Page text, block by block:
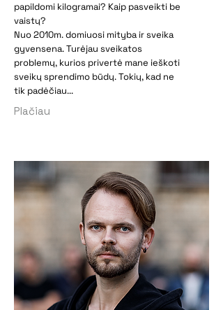
papildomi kilogramai? Kaip pasveikti be
vaistų?
Nuo 2010m. domiuosi mityba ir sveika
gyvensena. Turėjau sveikatos
problemų, kurios privertė mane ieškoti
sveikų sprendimo būdų. Tokių, kad ne
tik padėčiau...
Plačiau